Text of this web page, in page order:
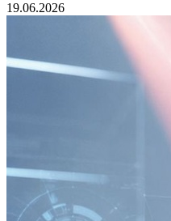
19.06.2026